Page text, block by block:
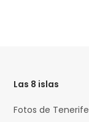
Las 8 islas
Fotos de Tenerife